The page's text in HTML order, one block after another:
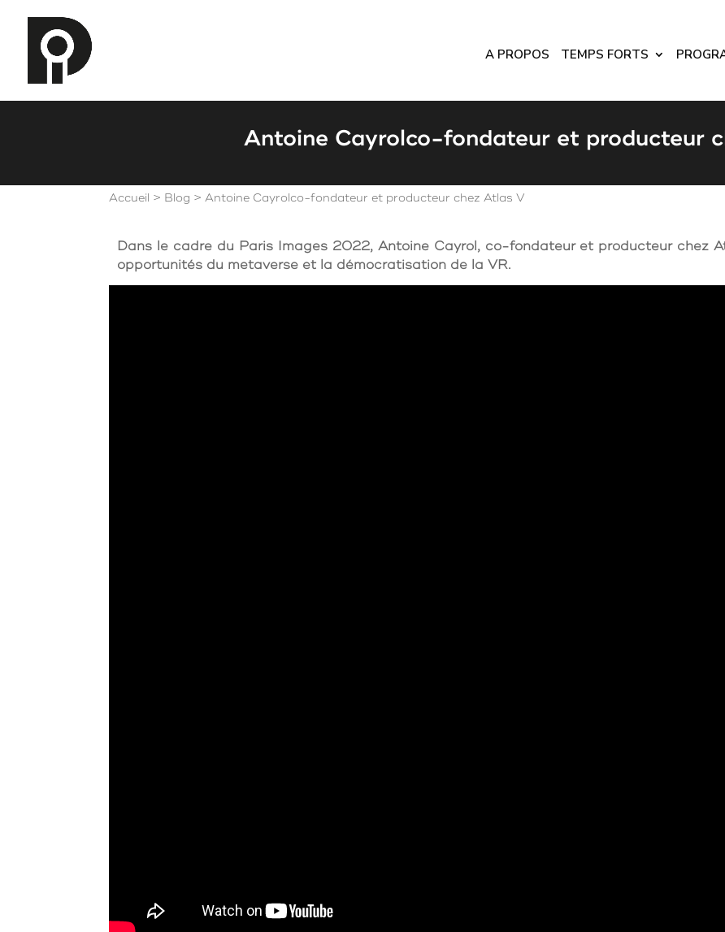
A PROPOS TEMPS FORTS
Antoine Cayrolco-fondateur et producteur
Accueil > Blog >Antoine Cayrolco-fondateur et producteur chez Atlas V
Dans le cadre du Paris Images 2022, Antoine Cayrol, co-fondateur et producteur chez
opportunités du metaverse et la démocratisation de la VR.